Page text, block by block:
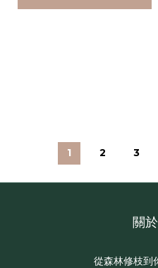
1 2 3
關
從森林修枝到